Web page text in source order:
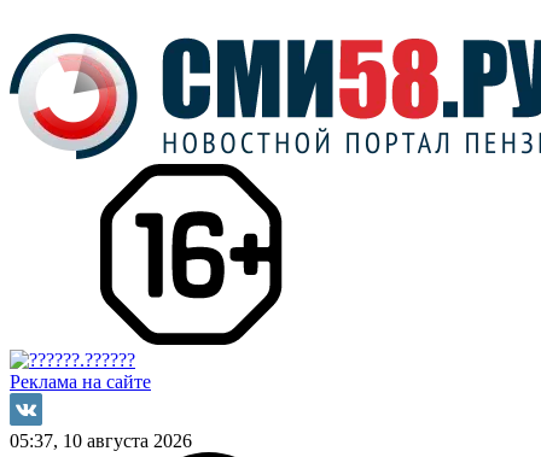
Реклама на сайте
05:37, 10 августа 2026